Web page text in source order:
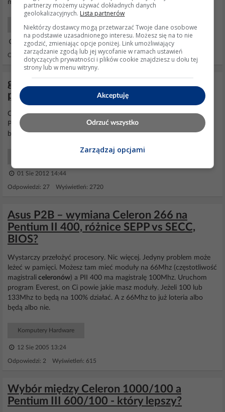
mocy".
Komputery Hardware
07 Mar 2007 12:13
Odpowiedzi: 2 Wyświetleń: 846
gigabyte GA-73VM-S2 - wymiana
procesora z celeron 2.0 na pentium 2.66
Co to był zaCeleroni co to jest zaPentium? Architektura Core czy
Prescott? Clear CMOS i powinno działać, bo płyta jest kompletnie
bezzworkowa. http://www.gigabyte.com/support-download...
01 Sie 2012 14:44
Odpowiedzi: 27 Wyświetleń: 2720
Asus P2B – wymiana Celeron 266 na
Pentium II 400, różnice SEPP vs SECC,
BIOS?
Wystarczy przełożyć procesory. Nic więcej. Jedyny problem może
leżeć w pamięci. Możesz tam mieć moduły na 66Mhz (częstotliwość
magistrali celeronów) a PII 400 ma magistralę 100Mhz. Uruchom
program Everest, on Ci powie jakie masz moduły. Jeżeli 100 lub
133Mhz to będą na 100% działać. A z 66Mhz to już loteria albo
będą albo nie.
Komputery Hardware
12 Sie 2005 13:24
Odpowiedzi: 2 Wyświetleń: 615
Wybór między Celeron 1000/100 a
Pentium III 600/100 - który lepszy?
partnerzy możemy używać dokładnych danych
geolokalizacyjnych. Lista partnerów
Niektórzy dostawcy mogą przetwarzać Twoje dane osobowe
na podstawie uzasadnionego interesu. Możesz się na to nie
zgodzić, zmieniając opcje poniżej. Link umożliwiający
zarządzanie zgodą lub jej wycofanie w ramach ustawień
dotyczących prywatności i plików cookie znajdziesz u dołu tej
strony lub w menu witryny.
Akceptuję
Odrzuć wszystko
Zarządzaj opcjami